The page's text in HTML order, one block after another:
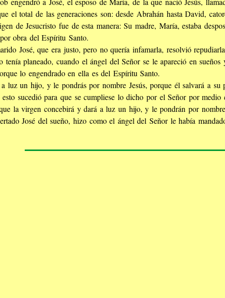
el total de las generaciones son: desde Abrahán hasta David,
de Jesucristo fue de esta manera: Su madre, María, estaba
obra del Espíritu Santo.
José, que era justo, pero no quería infamarla, resolvió
tenía planeado, cuando el ángel del Señor se le apareció en
lo engendrado en ella es del Espíritu Santo.
luz un hijo, y le pondrás por nombre Jesús, porque él salvará a su
esto sucedió para que se cumpliese lo dicho por el Señor por medio
la virgen concebirá y dará a luz un hijo, y le pondrán por
José del sueño, hizo como el ángel del Señor le había